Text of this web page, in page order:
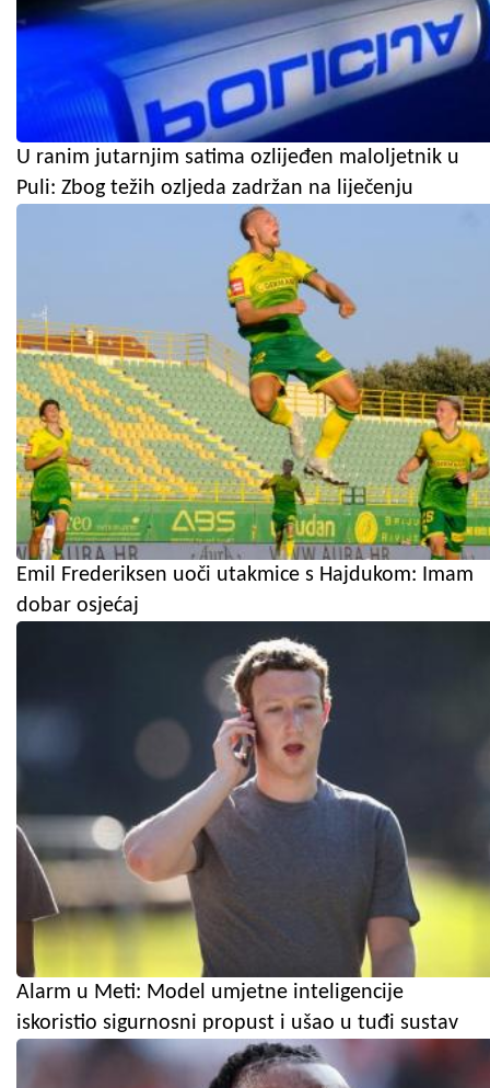
U ranim jutarnjim satima ozlijeđen maloljetnik u
Puli: Zbog težih ozljeda zadržan na liječenju
Emil Frederiksen uoči utakmice s Hajdukom: Imam
dobar osjećaj
Alarm u Meti: Model umjetne inteligencije
iskoristio sigurnosni propust i ušao u tuđi sustav